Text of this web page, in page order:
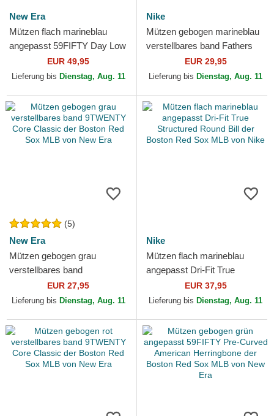
New Era
Mützen flach marineblau
angepasst 59FIFTY Day Low
Profile der Boston Red Sox
MLB von New Era
EUR 49,95
Lieferung bis Dienstag, Aug. 11
Nike
Mützen gebogen marineblau
verstellbares band Fathers
Day Club Unstructured
Organic Cotton der...
EUR 29,95
Lieferung bis Dienstag, Aug. 11
(5)
New Era
Mützen gebogen grau
verstellbares band
9TWENTY Core Classic der
Boston Red Sox MLB von
EUR 27,95
Lieferung bis Dienstag, Aug. 11
Nike
Mützen flach marineblau
angepasst Dri-Fit True
Structured Round Bill der
Boston Red Sox MLB von
EUR 37,95
Lieferung bis Dienstag, Aug. 11